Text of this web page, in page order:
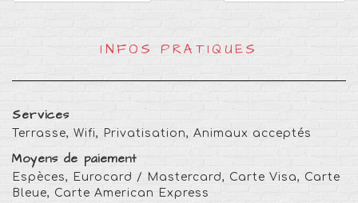
INFOS PRATIQUES
Services
Terrasse, Wifi, Privatisation, Animaux acceptés
Moyens de paiement
Espèces, Eurocard / Mastercard, Carte Visa, Carte
Bleue, Carte American Express